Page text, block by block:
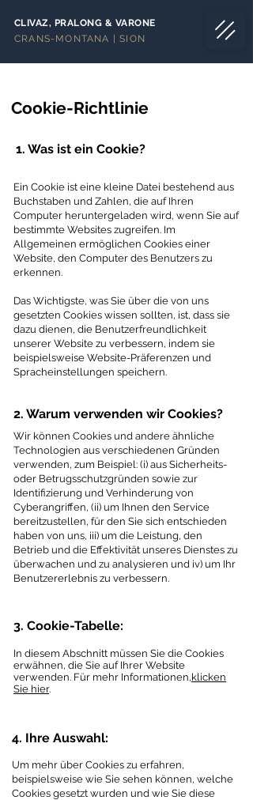
CLIVAZ, PRALONG & VARONE
CRANS-MONTANA | SION
Cookie-Richtlinie
1. Was ist ein Cookie?
Ein Cookie ist eine kleine Datei bestehend aus
Buchstaben und Zahlen, die auf Ihren
Computer heruntergeladen wird, wenn Sie auf
bestimmte Websites zugreifen. Im
Allgemeinen ermöglichen Cookies einer
Website, den Computer des Benutzers zu
erkennen.
Das Wichtigste, was Sie über die von uns
gesetzten Cookies wissen sollten, ist, dass sie
dazu dienen, die Benutzerfreundlichkeit
unserer Website zu verbessern, indem sie
beispielsweise Website-Präferenzen und
Spracheinstellungen speichern.
2. Warum verwenden wir Cookies?
Wir können Cookies und andere ähnliche
Technologien aus verschiedenen Gründen
verwenden, zum Beispiel: (i) aus Sicherheits-
oder Betrugsschutzgründen sowie zur
Identifizierung und Verhinderung von
Cyberangriffen, (ii) um Ihnen den Service
bereitzustellen, für den Sie sich entschieden
haben von uns, iii) um die Leistung, den
Betrieb und die Effektivität unseres Dienstes zu
überwachen und zu analysieren und iv) um Ihr
Benutzererlebnis zu verbessern.
3. Cookie-Tabelle:
In diesem Abschnitt müssen Sie die Cookies
erwähnen, die Sie auf Ihrer Website
verwenden. Für mehr Informationen,klicken
Sie hier.
4. Ihre Auswahl:
Um mehr über Cookies zu erfahren,
beispielsweise wie Sie sehen können, welche
Cookies gesetzt wurden und wie Sie diese